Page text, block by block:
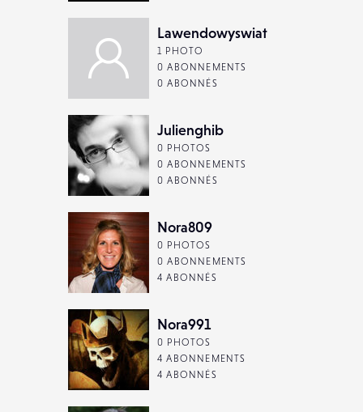
Lawendowyswiat
1 PHOTO
0 ABONNEMENTS
0 ABONNÉS
Julienghib
0 PHOTOS
0 ABONNEMENTS
0 ABONNÉS
Nora809
0 PHOTOS
0 ABONNEMENTS
4 ABONNÉS
Nora991
0 PHOTOS
4 ABONNEMENTS
4 ABONNÉS